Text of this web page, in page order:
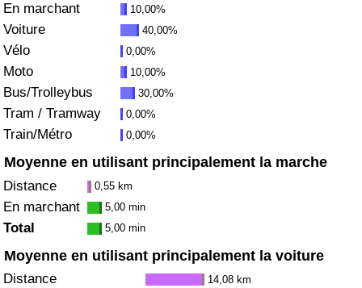
En marchant 10,00%
Voiture 40,00%
Vélo 0,00%
Moto 10,00%
Bus/Trolleybus 30,00%
Tram / Tramway 0,00%
Train/Métro 0,00%
Moyenne en utilisant principalement la marche
Distance 0,55 km
En marchant 5,00 min
Total 5,00 min
Moyenne en utilisant principalement la voiture
Distance 14,08 km
Indice de Pollution par Pays
Trafic
Indice de Trafic
Indice de Trafic (Actuel)
Indice de Trafic par Pays